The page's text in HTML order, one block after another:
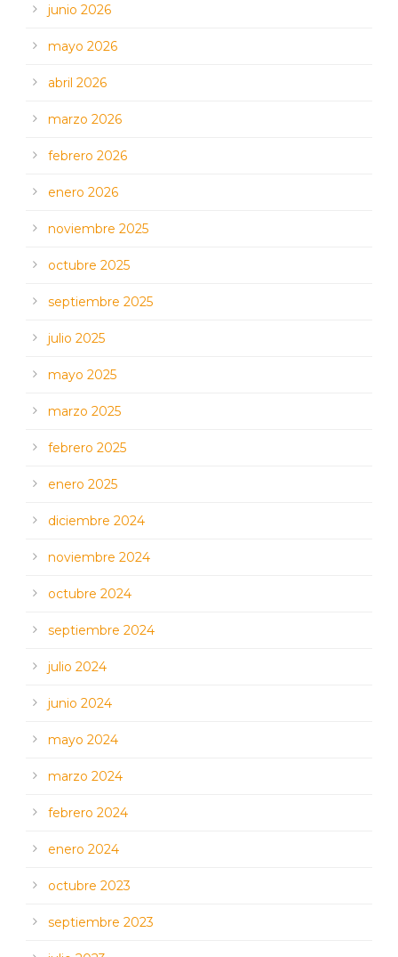
junio 2026
mayo 2026
abril 2026
marzo 2026
febrero 2026
enero 2026
noviembre 2025
octubre 2025
septiembre 2025
julio 2025
mayo 2025
marzo 2025
febrero 2025
enero 2025
diciembre 2024
noviembre 2024
octubre 2024
septiembre 2024
julio 2024
junio 2024
mayo 2024
marzo 2024
febrero 2024
enero 2024
octubre 2023
septiembre 2023